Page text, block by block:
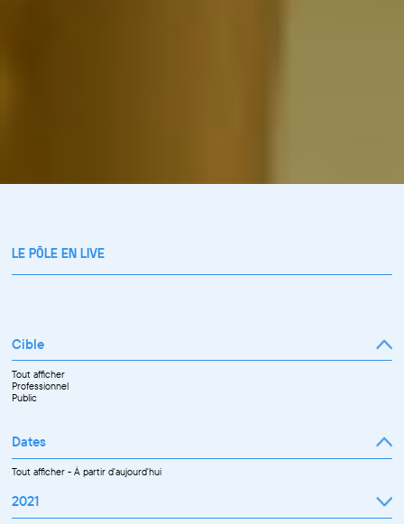
LE PÔLE EN LIVE
Cible
Tout afficher
Professionnel
Public
Dates
Tout afficher-À partir d'aujourd'hui
2021